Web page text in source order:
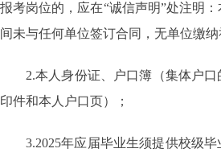
报考岗位的，应在“诚信声明”处注明
间未与任何单位签订合同，无单位缴纳
2.本人身份证、户口簿（集体户
印件和本人户口页）；
3.2025年应届毕业生须提供校级